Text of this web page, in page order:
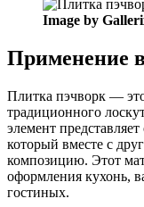
Image by
Применение
Плитка пэчворк —
традиционного
элемент
который вместе с
композицию. Этот
оформления кухонь,
гостиных.